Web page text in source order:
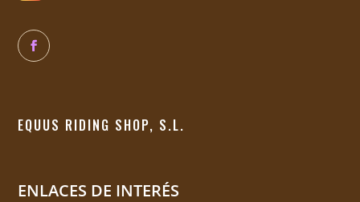
EQUUS RIDING SHOP, S.L.
ENLACES DE INTERÉS